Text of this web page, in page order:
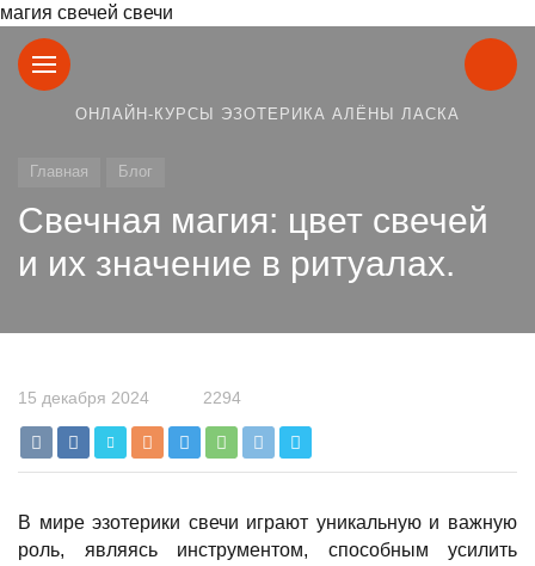
магия свечей свечи
ОНЛАЙН-КУРСЫ ЭЗОТЕРИКА АЛЁНЫ ЛАСКА
Главная Блог
Свечная магия: цвет свечей
и их значение в ритуалах.
15 декабря 2024 2294
В мире эзотерики свечи играют уникальную и важную
роль, являясь инструментом, способным усилить